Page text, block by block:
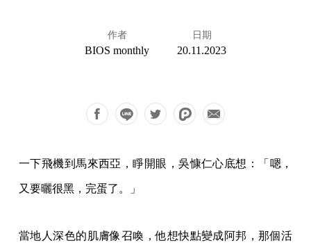
作者
BIOS monthly
日期
20.11.2023
一下飛機到馬來西亞，睜開眼，吳慷仁心底想：「嗯，
又要曬很黑，完蛋了。」
當地人深色的肌膚像召喚，他想快點變成阿邦，那個活